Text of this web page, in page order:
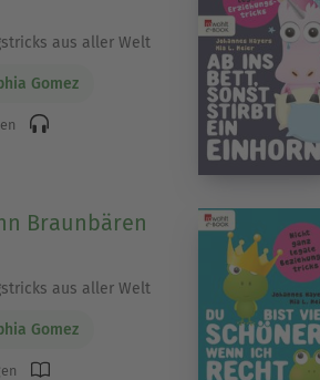
aus aller Welt
Gomez
Braunbären
aus aller Welt
Gomez